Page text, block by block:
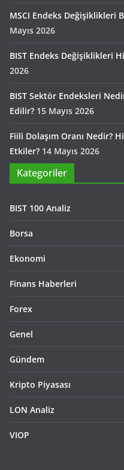
MSCI Endeks Değişiklikleri
Mayıs 2026
BIST Endeks Değişiklikleri
2026
BIST Sektör Endeksleri
Edilir? 15 Mayıs 2026
Fiili Dolaşım Oranı Nedir?
Etkiler? 14 Mayıs 2026
Kategoriler
BIST 100 Analiz
Borsa
Ekonomi
Finans Haberleri
Forex
Genel
Gündem
Kripto Piyasası
LON Analiz
VIOP